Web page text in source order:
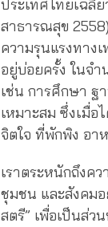
ประเทศไทยเฉลี่
สาธารณสุข
ความรุนแรงทาง
อยู่บ่อยครั้ง ในจ
เช่น การศึกษา ฐ
เหมาะสม ซึ่งเมื่อ
จิตใจ ที่พักพิง อา
เราตระหนักถึงค
ชุมชน และสังคมอ
สตรี” เพื่อเป็นส่ว